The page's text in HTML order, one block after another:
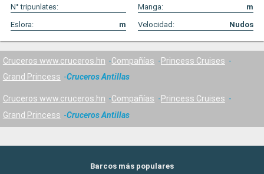
N° tripunlates:
Manga:
m
Eslora:
m Velocidad: Nudos
Cruceros www.cruceros.hn Compañías
Princess Cruises
Grand Princess
Cruceros Antillas
Cruceros www.cruceros.hn Compañías
Princess Cruises
Grand Princess
Cruceros Antillas
Barcos más populares